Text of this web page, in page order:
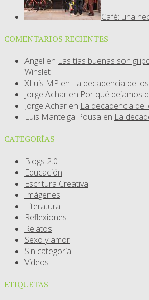
Café: una
COMENTARIOS RECIENTES
Angel en Las tías buenas son
Winslet
XLuis MP en La decadencia de
Jorge Achar en Por qué dejamos
Jorge Achar en La decadencia de
Luis Manteiga Pousa en La
CATEGORÍAS
Blogs 2.0
Educación
Escritura Creativa
Imágenes
Literatura
Reflexiones
Relatos
Sexo y amor
Sin categoría
Vídeos
ETIQUETAS